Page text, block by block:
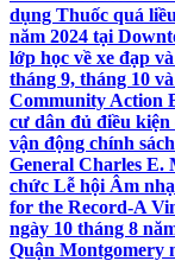
dụng Thuốc quá
năm 2024 tại
lớp học về xe đạp
tháng 9, tháng 10
Community Action
cư dân đủ điều
vận động chính
General Charles E.
chức Lễ hội Âm
for the Record-A
ngày 10 tháng 8
Quận Montgomery